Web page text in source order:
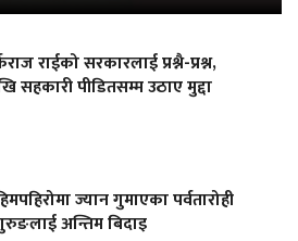
राईको सरकारलाई प्रश्नै-प्रश्न,
पीडितसम्म उठाए मुद्दा
ज्यान गुमाएका पर्वतारोही
अन्तिम बिदाइ